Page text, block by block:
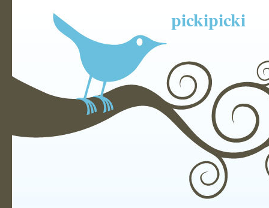
pickipicki